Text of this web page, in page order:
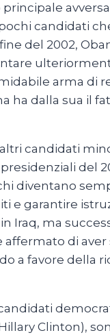
candidati
del 2002,
arma di
ha dalla sua il
candidati
del
diventano
e garantire
Iraq, ma
di aver
a favore della
Clinton),